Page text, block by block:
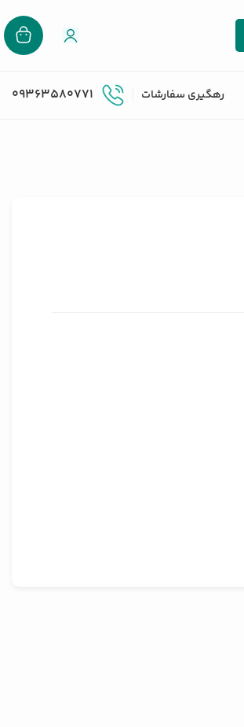
رهگیری سفارشات 09363580771